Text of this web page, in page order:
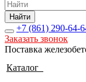
Найти
+7 (861) 290-64-
Заказать звонок
Поставка
Каталог